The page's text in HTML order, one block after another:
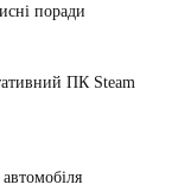
поради
ПК Steam